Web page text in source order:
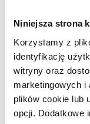
Niniejsza strona
Korzystamy z
identyfikację
witryny oraz
marketingowych
plików cookie lub
opcji. Dodatkowe
Nasi specjaliści